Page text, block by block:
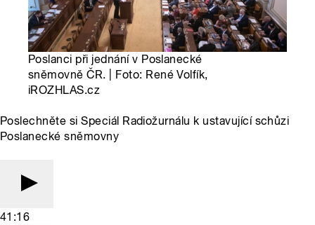
Poslanci při jednání v Poslanecké
sněmovně ČR. | Foto: René Volfík,
iROZHLAS.cz
Poslechněte si Speciál Radiožurnálu k ustavující schůzi
Poslanecké sněmovny
41:16